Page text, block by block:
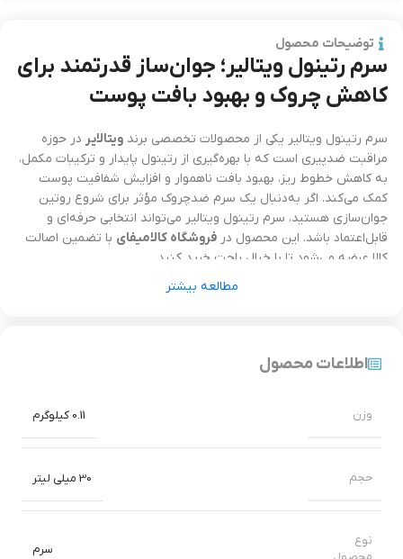
توضیحات محصول
سرم رتینول ویتالیر؛ جوان‌ساز قدرتمند برای
کاهش چروک و بهبود بافت پوست
سرم رتینول ویتالیر یکی از محصولات تخصصی برند ویتالایر در حوزه
مراقبت ضدپیری است که با بهره‌گیری از رتینول پایدار و ترکیبات مکمل،
به کاهش خطوط ریز، بهبود بافت ناهموار و افزایش شفافیت پوست
کمک می‌کند. اگر به‌دنبال یک سرم ضدچروک مؤثر برای شروع روتین
جوان‌سازی هستید، سرم رتینول ویتالیر می‌تواند انتخابی حرفه‌ای و
قابل‌اعتماد باشد. این محصول در فروشگاه کالامیفای با تضمین اصالت
کالا عرضه می‌شود تا با خیال راحت خرید کنید.
افزایش سرعت نوسازی سلول‌های پوستی و تحریک کلاژن‌سازی، به
به‌گونه‌ای طراحی شده که ضمن اثرگذاری مناسب، احتمال تحریک و
مناسب باشد.
کاهش خطوط ریز و چروک‌ها
مطالعه بیشتر
اطلاعات محصول
وزن 0.11 کیلوگرم
حجم 30 میلی لیتر
نوع
سرم